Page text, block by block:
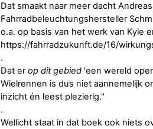
Dat smaakt naar meer dacht
Fahrradbeleuchtungshersteller
o.a. op basis van het werk van Kyle
https://fahrradzukunft.de/16/
.
Dat erop dit gebied 'een wereld
Wielrennen is dus niet aannemelijk
inzicht én leest plezierig."
.
Wellicht staat in dat boek ook niets